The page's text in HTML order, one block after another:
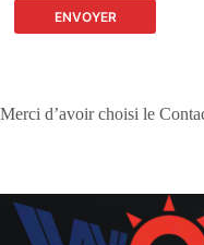
ENVOYER
Merci d’avoir choisi le